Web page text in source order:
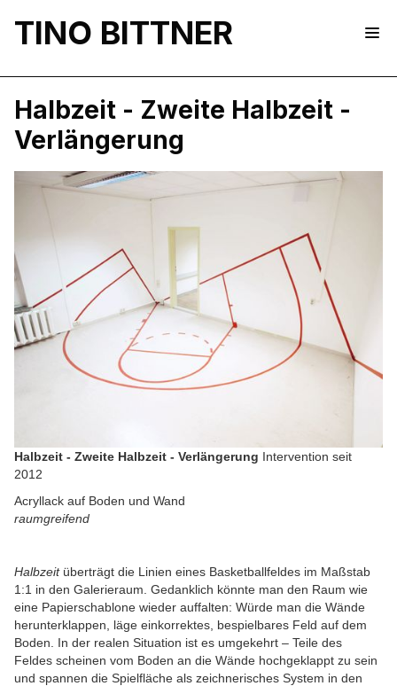
TINO BITTNER
Halbzeit - Zweite Halbzeit -
Verlängerung
Halbzeit - Zweite Halbzeit - Verlängerung Intervention seit
2012
Acryllack auf Boden und Wand
raumgreifend
Halbzeit überträgt die Linien eines Basketballfeldes im Maßstab
1:1 in den Galerieraum. Gedanklich könnte man den Raum wie
eine Papierschablone wieder auffalten: Würde man die Wände
herunterklappen, läge einkorrektes, bespielbares Feld auf dem
Boden. In der realen Situation ist es umgekehrt – Teile des
Feldes scheinen vom Boden an die Wände hochgeklappt zu sein
und spannen die Spielfläche als zeichnerisches System in den